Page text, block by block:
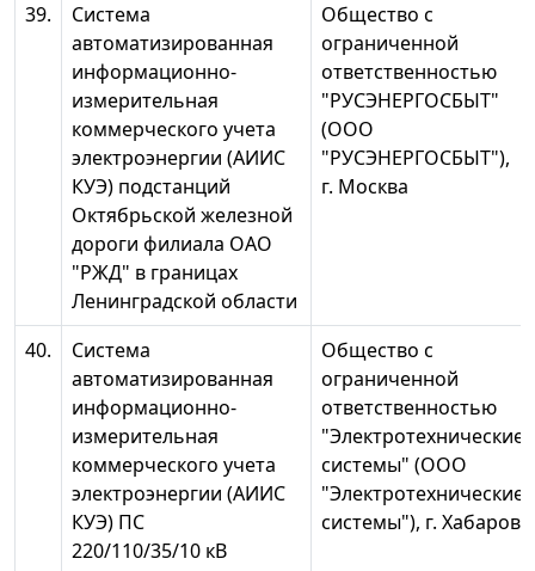
39.
Система
автоматизированная
информационно-
измерительная
коммерческого учета
электроэнергии (АИИС
КУЭ) подстанций
Октябрьской железной
дороги филиала ОАО
"РЖД" в границах
Ленинградской области
Общество с
ограниченной
ответственностью
"РУСЭНЕРГОСБЫТ"
(ООО
"РУСЭНЕРГОСБЫТ"),
г. Москва
40.
Система
автоматизированная
информационно-
измерительная
коммерческого учета
электроэнергии (АИИС
КУЭ) ПС
220/110/35/10 кВ
Общество с
ограниченной
ответственностью
"Электротехнические
системы" (ООО
"Электротехнические
системы"), г.